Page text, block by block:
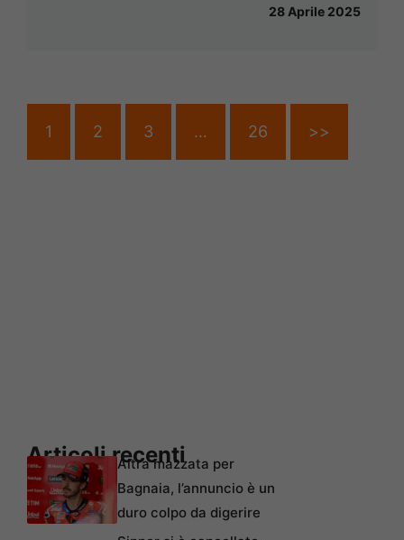
28 Aprile 2025
1 2 3 … 26 >>
Articoli recenti
Altra mazzata per
Bagnaia, l’annuncio è un
duro colpo da digerire